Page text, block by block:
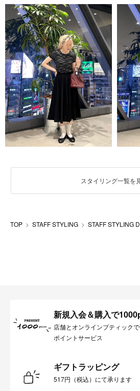
スタイリング一覧を
TOP STAFF STYLING STAFF STYLING
新規入会＆購入で
店舗とオンラインブティック
ポイントサービス
ギフトラッピング
517円（税込）にて承ります